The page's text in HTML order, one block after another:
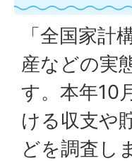
「全国家
産などの実
す。本年10
ける収支や
どを調査し